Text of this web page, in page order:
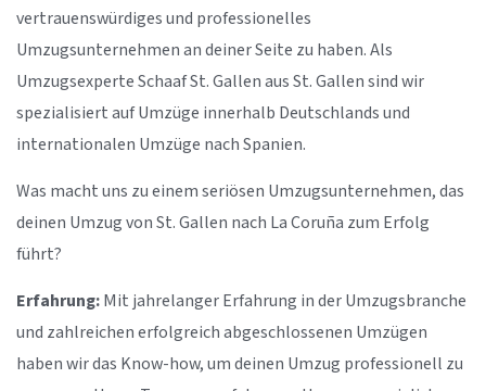
vertrauenswürdiges und professionelles
Umzugsunternehmen an deiner Seite zu haben. Als
Umzugsexperte Schaaf St. Gallen aus St. Gallen sind wir
spezialisiert auf Umzüge innerhalb Deutschlands und
internationalen Umzüge nach Spanien.
Was macht uns zu einem seriösen Umzugsunternehmen, das
deinen Umzug von St. Gallen nach La Coruña zum Erfolg
führt?
Erfahrung:Mit jahrelanger Erfahrung in der Umzugsbranche
und zahlreichen erfolgreich abgeschlossenen Umzügen
haben wir das Know-how, um deinen Umzug professionell zu